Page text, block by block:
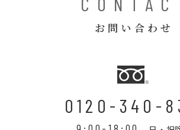
お問い合わせ
0120-340-